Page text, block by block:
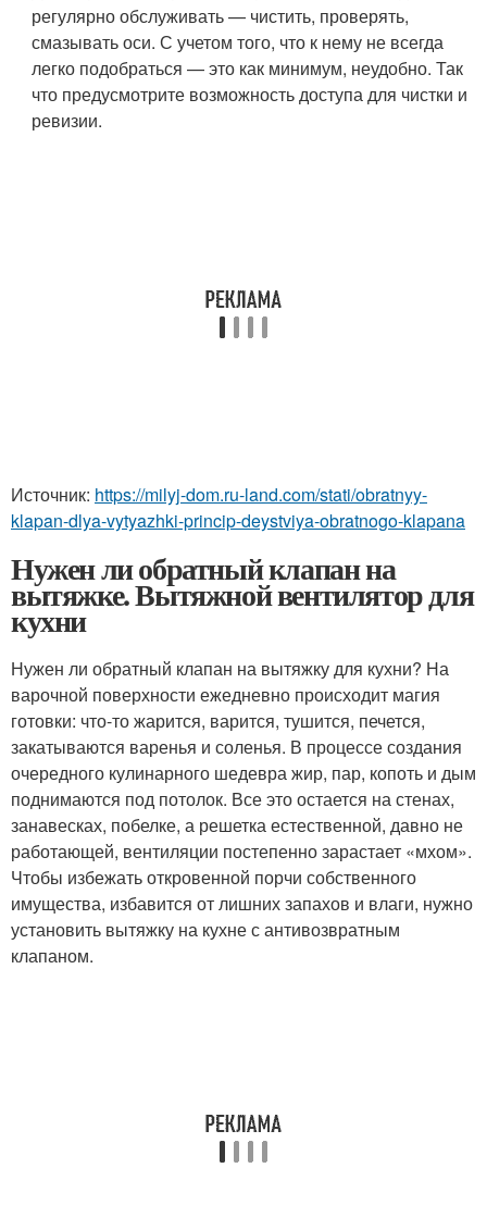
регулярно обслуживать — чистить, проверять,
смазывать оси. С учетом того, что к нему не всегда
легко подобраться — это как минимум, неудобно. Так
что предусмотрите возможность доступа для чистки и
ревизии.
Источник: https://milyj-dom.ru-land.com/stati/obratnyy-
klapan-dlya-vytyazhki-princip-deystviya-obratnogo-klapana
Нужен ли обратный клапан на
вытяжке. Вытяжной вентилятор для
кухни
Нужен ли обратный клапан на вытяжку для кухни? На
варочной поверхности ежедневно происходит магия
готовки: что-то жарится, варится, тушится, печется,
закатываются варенья и соленья. В процессе создания
очередного кулинарного шедевра жир, пар, копоть и дым
поднимаются под потолок. Все это остается на стенах,
занавесках, побелке, а решетка естественной, давно не
работающей, вентиляции постепенно зарастает «мхом».
Чтобы избежать откровенной порчи собственного
имущества, избавится от лишних запахов и влаги, нужно
установить вытяжку на кухне с антивозвратным
клапаном.